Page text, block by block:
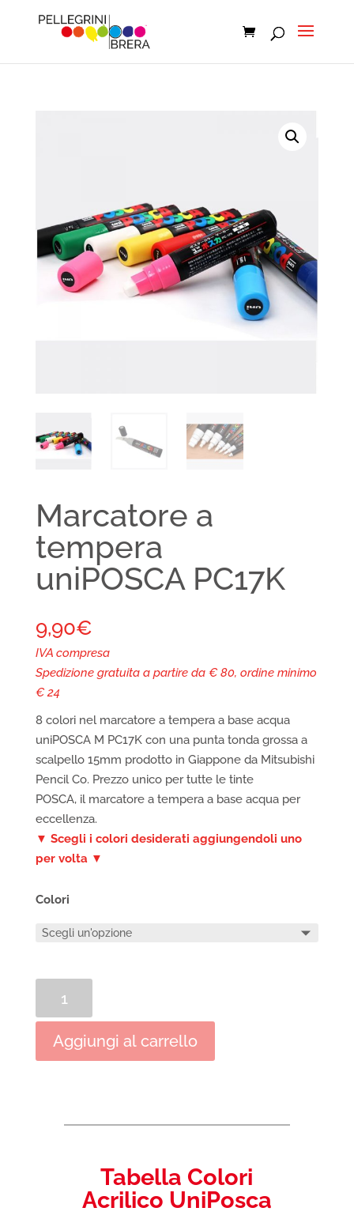
Marcatore a
tempera
uniPOSCA PC17K
9,90€
IVA compresa
Spedizione gratuita a partire da € 80, ordine minimo
€ 24
8 colori nel marcatore a tempera a base acqua
uniPOSCA M PC17K con una punta tonda grossa a
scalpello 15mm prodotto in Giappone da Mitsubishi
Pencil Co. Prezzo unico per tutte le tinte
POSCA, il marcatore a tempera a base acqua per
eccellenza.
▼ Scegli i colori desiderati aggiungendoli uno
per volta ▼
Colori
tempera
uniPOSCA
Aggiungi al carrello
Tabella Colori
Acrilico UniPosca